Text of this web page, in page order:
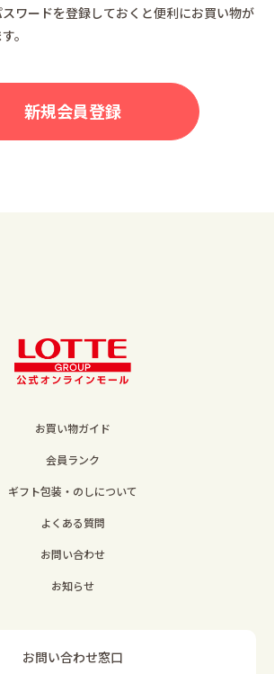
ワードを登録しておくと便利にお買い物が
。
お買い物ガイド
会員ランク
ギフト包装・のしについて
よくある質問
お問い合わせ
お知らせ
お問い合わせ窓口